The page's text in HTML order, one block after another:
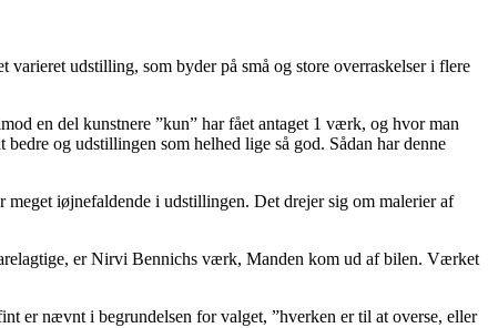
udstilling, som byder på små og store overraskelser i flere
en del kunstnere ”kun” har fået antaget 1 værk, og hvor man
og udstillingen som helhed lige så god. Sådan har denne
iøjnefaldende i udstillingen. Det drejer sig om malerier af
er Nirvi Bennichs værk, Manden kom ud af bilen. Værket
er nævnt i begrundelsen for valget, ”hverken er til at overse, eller